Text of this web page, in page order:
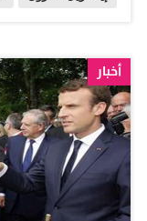
الياباني شينزو آبي،
البلدين، وذلك
تاكاجي، وزير الدولة
الذي قام بتسليم
استقباله في قصر
الملتقى الوطني
أخبار